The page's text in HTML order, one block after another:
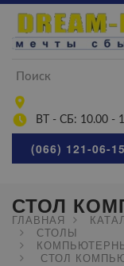
ВТ - СБ: 10.00 -
(066) 121-06-15
СТОЛ
ГЛАВНАЯ
СТОЛЫ
СТОЛ